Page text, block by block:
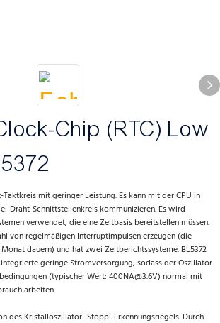
Chip (RTC) Low
Taktkreis mit geringer Leistung. Es kann mit der CPU in
Draht-Schnittstellenkreis kommunizieren. Es wird
verwendet, die eine Zeitbasis bereitstellen müssen.
von regelmäßigen Interruptimpulsen erzeugen (die
dauern) und hat zwei Zeitberichtssysteme. BL5372
geringe Stromversorgung, sodass der Oszillator
(typischer Wert: 400NA@3.6V) normal mit
arbeiten.
des Kristalloszillator -Stopp -Erkennungsriegels. Durch